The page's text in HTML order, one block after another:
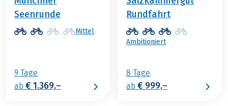
Seenrunde
Mittel
9 Tage
ab € 1.369,–
Rundfahrt
Ambitioniert
8 Tage
ab € 999,–